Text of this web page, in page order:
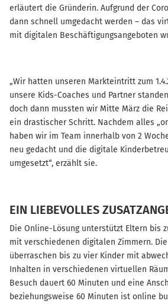
erläutert die Gründerin. Aufgrund der
dann schnell umgedacht werden – das
mit digitalen Beschäftigungsangeboten
„Wir hatten unseren Markteintritt zum
unsere Kids-Coaches und Partner
doch dann mussten wir Mitte März die
ein drastischer Schritt. Nachdem alles
haben wir im Team innerhalb von 2
neu gedacht und die digitale
umgesetzt“, erzählt sie.
EIN LIEBEVOLLES
Die Online-Lösung unterstützt Eltern bis
mit verschiedenen digitalen Zimmern.
überraschen bis zu vier Kinder mit
Inhalten in verschiedenen virtuellen
Besuch dauert 60 Minuten und eine
beziehungsweise 60 Minuten ist online